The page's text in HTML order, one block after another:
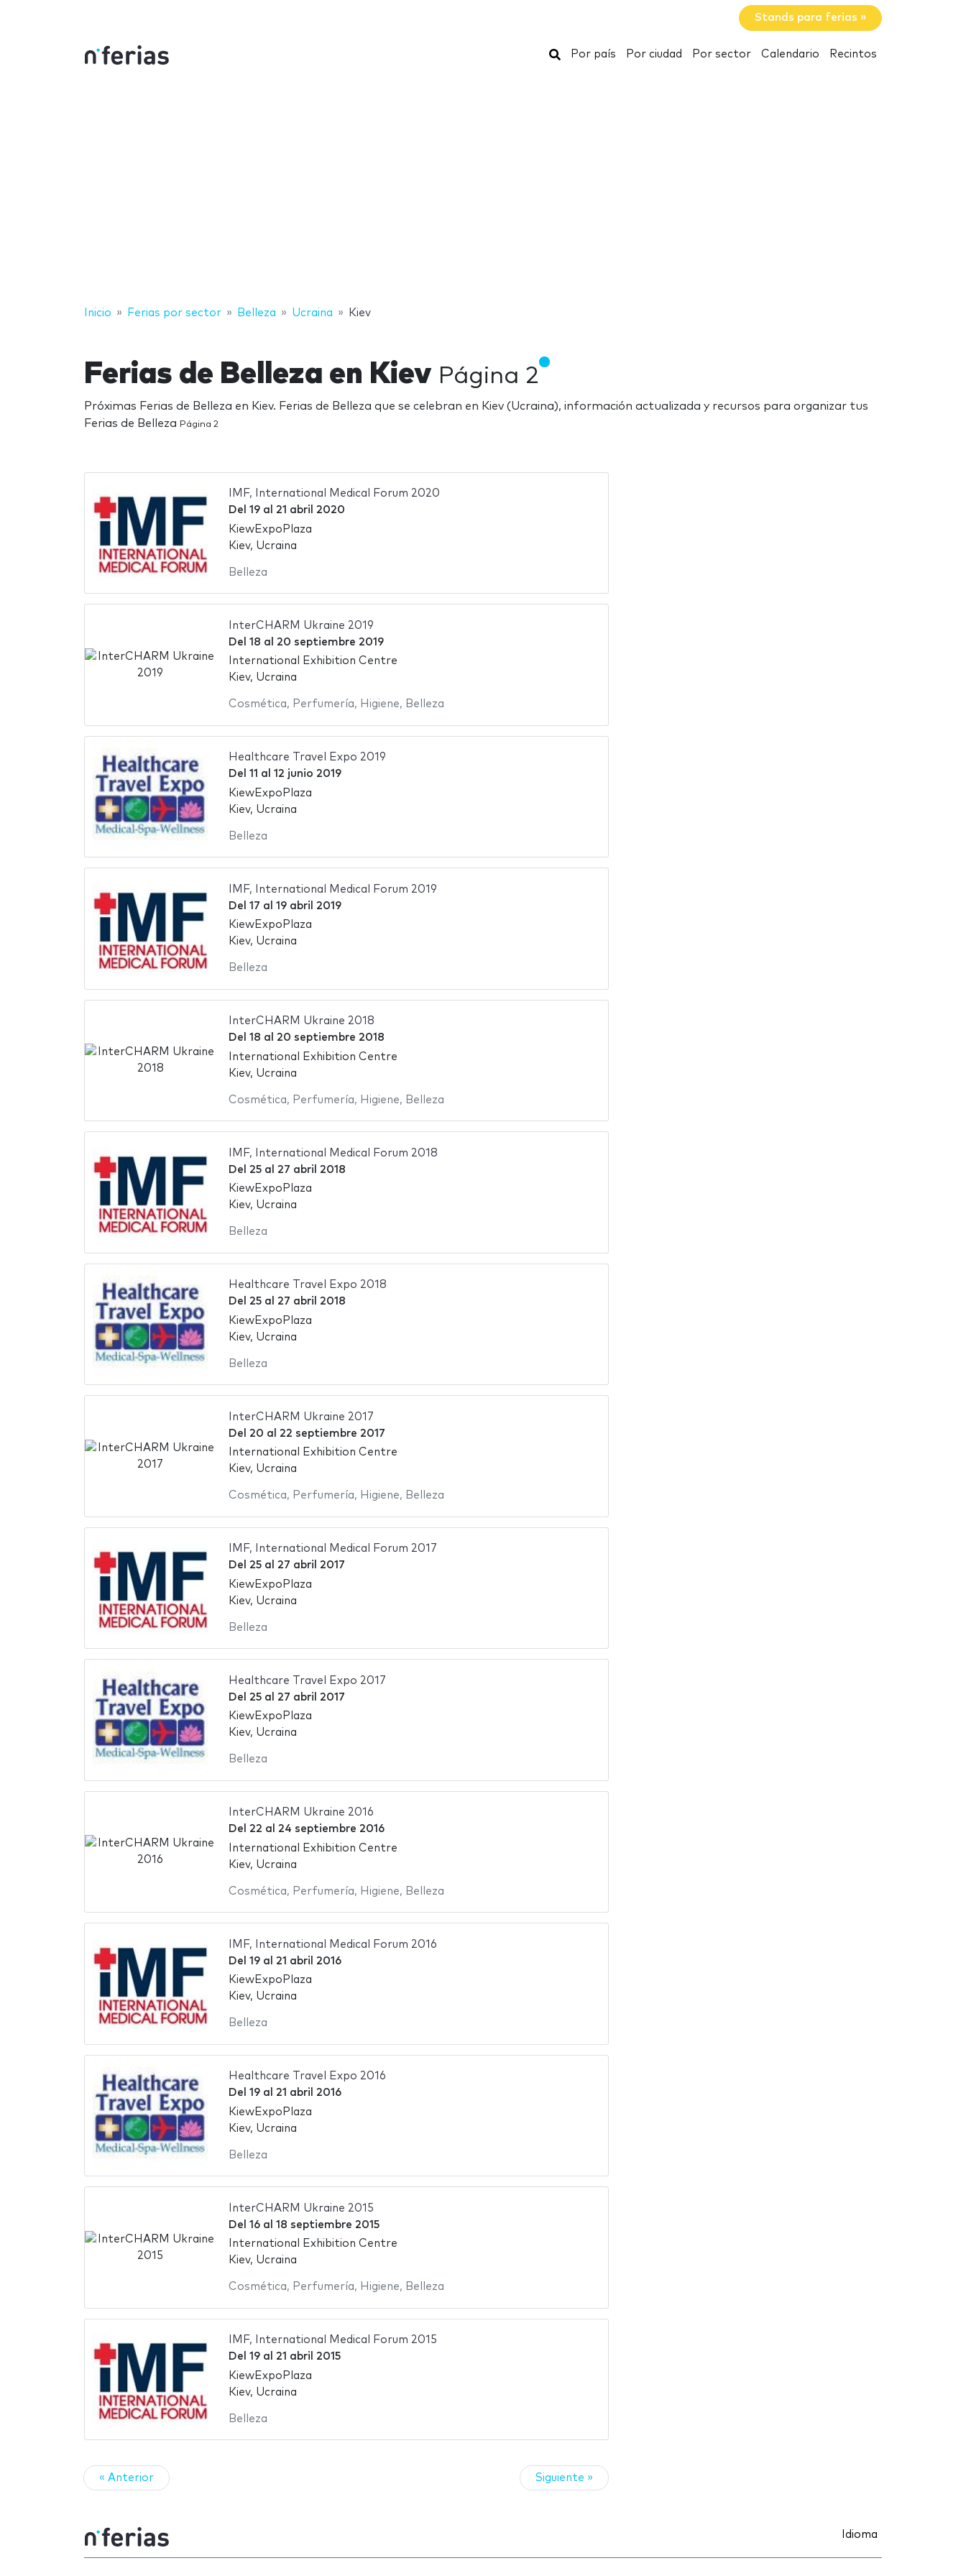
Stands para ferias »
Buscar
Por país Por ciudad Por sector Calendario Recintos
Inicio Ferias por sector Belleza Ucraina Kiev
Ferias de Belleza en Kiev Página 2
Próximas Ferias de Belleza en Kiev. Ferias de Belleza que se celebran en Kiev (Ucraina), información actualizada y recursos para organizar tus
Ferias de Belleza Página 2
IMF, International Medical Forum 2020
Del 19al 21 abril 2020
KiewExpoPlaza
Kiev, Ucraina
Belleza
InterCHARM Ukraine 2019
Del 18 al 20 septiembre 2019
International Exhibition Centre
Kiev, Ucraina
Cosmética, Perfumería, Higiene, Belleza
Healthcare Travel Expo 2019
Del 11 al 12 junio 2019
KiewExpoPlaza
Kiev, Ucraina
Belleza
IMF, International Medical Forum 2019
Del 17 al 19 abril 2019
KiewExpoPlaza
Kiev, Ucraina
Belleza
InterCHARM Ukraine 2018
Del 18 al 20 septiembre 2018
International Exhibition Centre
Kiev, Ucraina
Cosmética, Perfumería, Higiene, Belleza
IMF, International Medical Forum 2018
Del 25al 27 abril 2018
KiewExpoPlaza
Kiev, Ucraina
Belleza
Healthcare Travel Expo 2018
Del 25al 27 abril 2018
KiewExpoPlaza
Kiev, Ucraina
Belleza
InterCHARM Ukraine 2017
Del 20 al 22 septiembre 2017
International Exhibition Centre
Kiev, Ucraina
Cosmética, Perfumería, Higiene, Belleza
IMF, International Medical Forum 2017
Del 25al 27 abril 2017
KiewExpoPlaza
Kiev, Ucraina
Belleza
Healthcare Travel Expo 2017
Del 25al 27 abril 2017
KiewExpoPlaza
Kiev, Ucraina
Belleza
InterCHARM Ukraine 2016
Del 22 al 24 septiembre 2016
International Exhibition Centre
Kiev, Ucraina
Cosmética, Perfumería, Higiene, Belleza
IMF, International Medical Forum 2016
Del 19al 21 abril 2016
KiewExpoPlaza
Kiev, Ucraina
Belleza
Healthcare Travel Expo 2016
Del 19al 21 abril 2016
KiewExpoPlaza
Kiev, Ucraina
Belleza
InterCHARM Ukraine 2015
Del 16al 18 septiembre 2015
International Exhibition Centre
Kiev, Ucraina
Cosmética, Perfumería, Higiene, Belleza
IMF, International Medical Forum 2015
Del 19al 21 abril 2015
KiewExpoPlaza
Kiev, Ucraina
Belleza
« Anterior Siguiente »
Idioma